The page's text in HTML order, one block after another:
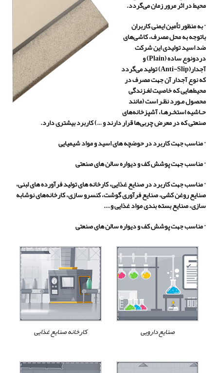
محیط در اثر مرور زمان می‌گردد.
·به منظور تأمین ایمنی کاربران
باتوجه به محل مصرف، کاشیهای
ضد اسید تولیدی این شرکت
دردونوع ساده (Plain) و
آجدار(Anti-Slip) تولید میگردد
که نوع آجدار آن جهت مصرف در
محیطهایی که خاصیت لغـزندگی
محصول مـورد نظـر است (مانند
حـاشیه استخـرهـا، آشپزخانههای
صنعتی که در معرض چربیها قرار دارند و …) کاربرد بیشتری دارد.
·مناسب جهت کاربرد در حوضچه های اسید و مواد شیمیایی
·مناسب جهت پوشش کف و دیواره سالن های صنعتی
·مناسب جهت کاربرد در صنایع غذایی، کارخانه های تولید فرآورده های لبنی،
صنایع روغن کشی، صنایع فرآوری گوشت، کنسرو سازی، کارخانههای نوشابه
سازی، صنایع بسته بندی مواد غذایی و….
· مناسب جهت پوشش کف و دیواره سالن های صنعتی
صنایع دارویی کارخانه صنایع غذایی